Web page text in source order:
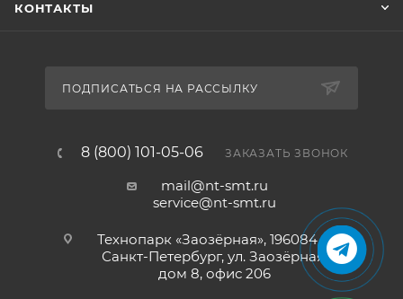
КОНТАКТЫ
ПОДПИСАТЬСЯ НА РАССЫЛКУ
8 (800) 101-05-06 ЗАКАЗАТЬ ЗВОНОК
mail@nt-smt.ru
service@nt-smt.ru
Технопарк «Заозёрная», 196084, г.
Санкт-Петербург, ул. Заозёрная,
дом 8, офис 206